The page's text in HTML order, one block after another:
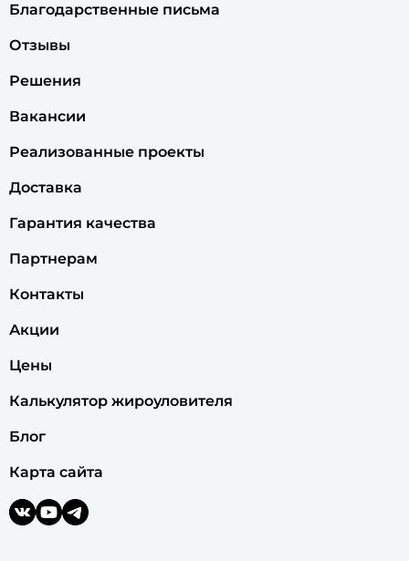
Благодарственные письма
Отзывы
Решения
Вакансии
Реализованные проекты
Доставка
Гарантия качества
Партнерам
Контакты
Акции
Цены
Калькулятор жироуловителя
Блог
Карта сайта